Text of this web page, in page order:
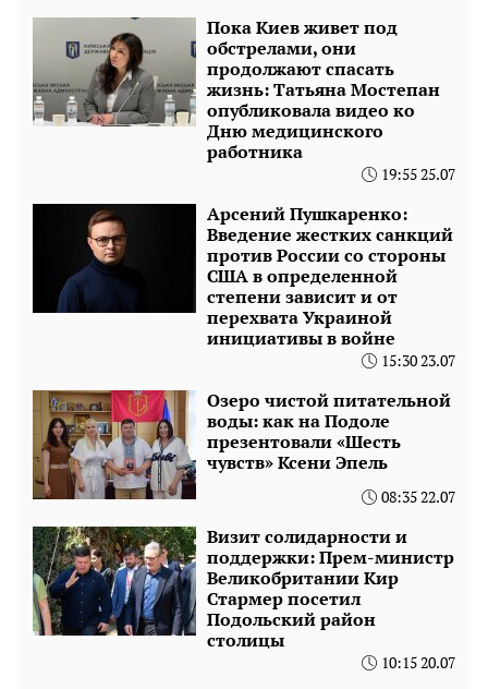
Пока Киев живет под
обстрелами, они
продолжают спасать
жизнь: Татьяна Мостепан
опубликовала видео ко
Дню медицинского
работника
19:55 25.07
Арсений Пушкаренко:
Введение жестких санкций
против России со стороны
США в определенной
степени зависит и от
перехвата Украиной
инициативы в войне
15:30 23.07
Озеро чистой питательной
воды: как на Подоле
презентовали «Шесть
чувств» Ксени Эпель
08:35 22.07
Визит солидарности и
поддержки: Прем-министр
Великобритании Кир
Стармер посетил
Подольский район
столицы
10:15 20.07